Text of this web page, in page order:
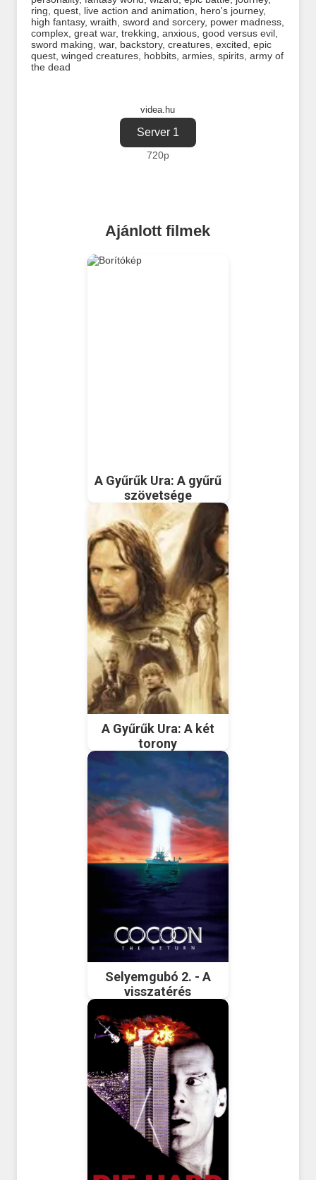
ring quest, live action and animation hero's journey,
high fantasy, wraith sword and sorcery, power madness,
complex, great war, trekking anxious, good versus evil,
sword making war, backstory, creatures, excited epic
quest, winged creatures, hobbits, armies, spirits, army of
the dead
videa.hu
Server 1
720p
Ajánlott filmek
A Gyűrűk Ura: A gyűrű
szövetsége
A Gyűrűk Ura: A két
torony
Selyemgubó 2. - A
visszatérés